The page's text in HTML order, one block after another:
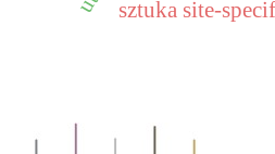
sztuka site-